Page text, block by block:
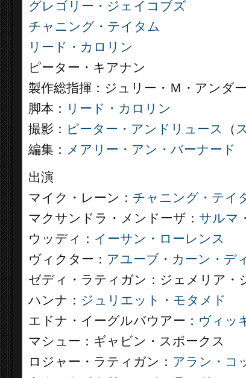
グレゴリー・ジェイコブズ
チャニング・テイタム
リード・カロリン
ピーター・キアナン
製作総指揮：ジュリー・Ｍ・アンダ
脚本： リード・カロリン
撮影： ピーター・アンドリュース （
編集： メアリー・アン・バーナード
出演
マイク・レーン： チャニング・テイ
マクサンドラ・メンドーザ： サルマ
ウッディ： イーサン・ローレンス
ヴィクター： アユーブ・カーン・デ
ゼディ・ラティガン：ジェメリア・
ハンナ： ジュリエット・モタメド
エドナ・イーグルバウアー： ヴィッ
マシュー：ギャビン・スポークス
ロジャー・ラティガン： アラン・コ